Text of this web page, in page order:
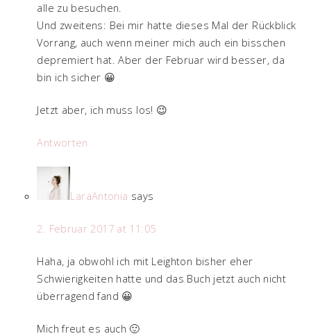
alle zu besuchen.
Und zweitens: Bei mir hatte dieses Mal der Rückblick
Vorrang, auch wenn meiner mich auch ein bisschen
depremiert hat. Aber der Februar wird besser, da
bin ich sicher 😀
Jetzt aber, ich muss los! 😉
Antworten
LaraAntonia says
2. Februar 2017 at 11:05
Haha, ja obwohl ich mit Leighton bisher eher
Schwierigkeiten hatte und das Buch jetzt auch nicht
überragend fand 😀
Mich freut es auch 🙂